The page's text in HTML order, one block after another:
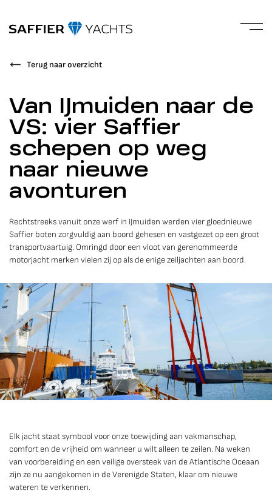
Terug naar overzicht
Van IJmuiden naar de
VS: vier Saffier
schepen op weg
naar nieuwe
avonturen
Rechtstreeks vanuit onze werf in IJmuiden werden vier gloednieuwe
Saffier boten zorgvuldig aan boord gehesen en vastgezet op een groot
transportvaartuig. Omringd door een vloot van gerenommeerde
motorjacht merken vielen zij op als de enige zeiljachten aan boord.
Elk jacht staat symbool voor onze toewijding aan vakmanschap,
comfort en de vrijheid om wanneer u wilt alleen te zeilen. Na weken
van voorbereiding en een veilige oversteek van de Atlantische Oceaan
zijn ze nu aangekomen in de Verenigde Staten, klaar om nieuwe
wateren te verkennen.